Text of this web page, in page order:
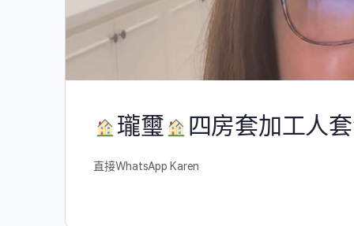
瓏璽 四房套加工人
直接WhatsApp Karen